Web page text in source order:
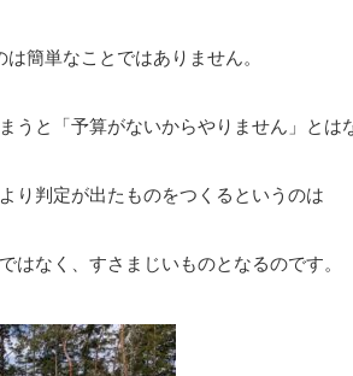
簡単なことではありません。
うと「予算がないからやりません」とは
り判定が出たものをつくるというのは
はなく、すさまじいものとなるのです。